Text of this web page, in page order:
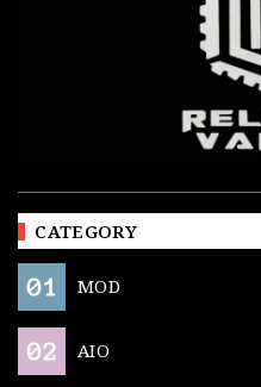
CATEGORY
MOD
AIO